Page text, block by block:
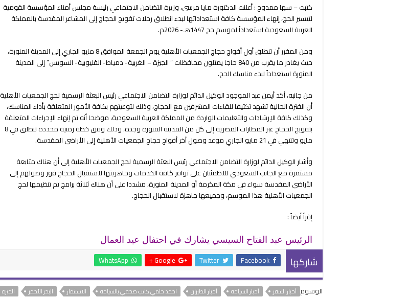
..
انطلاق
أول
أفواج
حجاج
الجمعيات
الأهلية
مغلقة
كتبت – سها ممدوح : أعلنت الدكتورة مايا مرسي، وزيرة التضامن الاجتماعي رئيسة مجلس أمناء المؤسسة القومية
لتيسير الحج، إنهاء المؤسسة كافة استعداداتها لبدء انطلاق رحلات تفويج الحجاج إلى المشاعر المقدسة بالمملكة
العربية السعودية استعداداً لموسم حج 1447هـ- 2026م.
ومن المقرر أن تنطلق أول أفواج حجاج الجمعيات الأهلية يوم الجمعة الموافق 8 مايو الجاري إلى المدينة المنورة،
حيث يغادر ما يقرب من 840 حاجا يمثلون محافظات ” الجيزة – الغربية- دمياط- القليوبية- السويس” إلى المدينة
المنورة استعداداً لبدء مناسك الحج.
من جانبه، أكد أيمن عبد الموجود الوكيل الدائم لوزارة التضامن الاجتماعي رئيس البعثة الرسمية لحج الجمعيات الأهلية
أن الفترة الحالية تشهد تكثيفا للقاءات المشرفين مع الحجاج، وذلك لتوعيتهم بكافة الأمور المتعلقة بأداء المناسك،
وكذلك كافة الإرشادات والتعليمات الواردة من المملكة العربية السعودية، موضحا أنه تم إنهاء الإجراءات المتعلقة
بتفويج الحجاج عبر المطارات المصرية إلى كل من المدينة المنورة وجدة، وذلك وفق خطة زمنية محددة تنطلق في 8
مايو وتنتهي في 21 مايو الجاري موعد وصول آخر أفواج حجاج الجمعيات الأهلية إلى الأراضي المقدسة.
وأشار الوكيل الدائم لوزارة التضامن الاجتماعي رئيس البعثة الرسمية لحج الجمعيات الأهلية إلى أن هناك متابعة
مستمرة مع الجانب السعودي للاطمئنان على توافر كافة الخدمات وجاهزيتها لاستقبال الحجاج فور وصولهم إلى
الأراضي المقدسة سواء في مكة المكرمة أو المدينة المنورة، مشددا على أن هناك ثلاثة برامج تم تنظيمها لحج
الجمعيات الأهلية هذا الموسم، وجميعها جاهزة لاستقبال الحجاج.
إقرأ أيضاً :
الرئيس عبد الفتاح السيسي يشارك في احتفال عيد العمال
شاركها Facebook
Twitter
Google +
WhatsApp
الوسوم أخبار السفر أخبار السياحة أخبار الطيران احمد حلمي كاتب صحفي بالسياحة الاستثمار البحر الأحمر
الجيزة